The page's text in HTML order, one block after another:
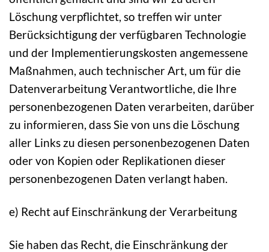
Löschung verpflichtet, so treffen wir unter
Berücksichtigung der verfügbaren Technologie
und der Implementierungskosten angemessene
Maßnahmen, auch technischer Art, um für die
Datenverarbeitung Verantwortliche, die Ihre
personenbezogenen Daten verarbeiten, darüber
zu informieren, dass Sie von uns die Löschung
aller Links zu diesen personenbezogenen Daten
oder von Kopien oder Replikationen dieser
personenbezogenen Daten verlangt haben.
e) Recht auf Einschränkung der Verarbeitung
Sie haben das Recht, die Einschränkung der